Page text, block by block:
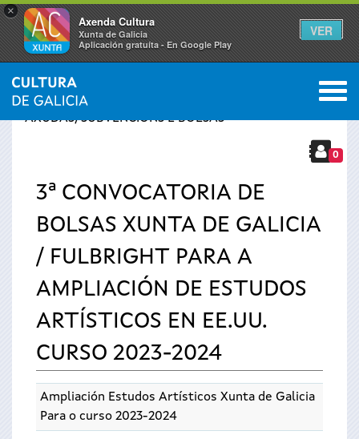
×
Axenda Cultura
Xunta de Galicia
Aplicación gratuíta - En Google Play
VER
Vostede
aquí
INICIO › SERVIZOS
AXUDAS, SUBVENCIÓNS E BOLSAS
0
3ª CONVOCATORIA DE
BOLSAS XUNTA DE GALICIA
/ FULBRIGHT PARA A
AMPLIACIÓN DE ESTUDOS
ARTÍSTICOS EN EE.UU.
CURSO 2023-2024
Ampliación Estudos Artísticos Xunta de Galicia
Para o curso 2023-2024